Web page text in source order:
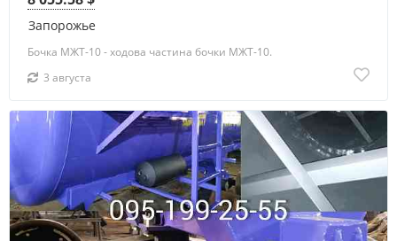
Запорожье
Бочка МЖТ-10 - ходова частина бочки МЖТ-10.
3 августа